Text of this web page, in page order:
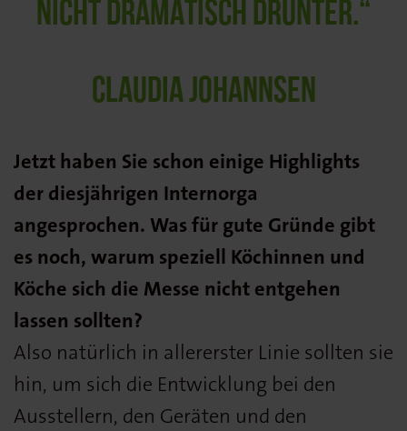
NICHT DRAMATISCH DRUNTER.“
CLAUDIA JOHANNSEN
Jetzt haben Sie schon einige Highlights
der diesjährigen Internorga
angesprochen. Was für gute Gründe gibt
es noch, warum speziell Köchinnen und
Köche sich die Messe nicht entgehen
lassen sollten?
Also natürlich in allererster Linie sollten sie
hin, um sich die Entwicklung bei den
Ausstellern, den Geräten und den